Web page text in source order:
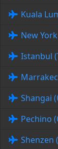
Kuala
New
Istanbul
Shangai
Pechino
Shenzen